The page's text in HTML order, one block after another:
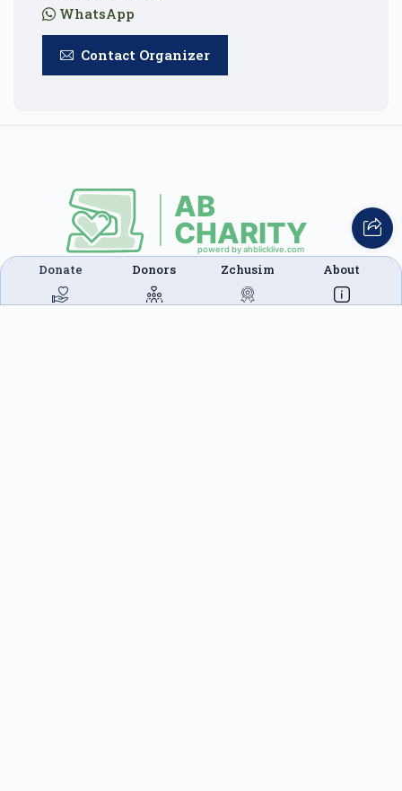
WhatsApp
Contact Organizer
Donate Donors Zchusim About